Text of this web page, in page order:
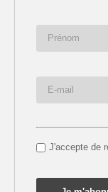
J'accepte de